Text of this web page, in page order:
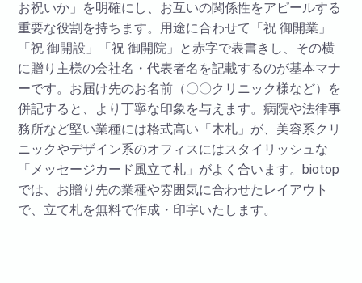
お祝いか」を明確にし、お互いの関係性をアピールする
重要な役割を持ちます。用途に合わせて「祝 御開業」
「祝 御開設」「祝 御開院」と赤字で表書きし、その横
に贈り主様の会社名・代表者名を記載するのが基本マナ
ーです。お届け先のお名前（〇〇クリニック様など）を
併記すると、より丁寧な印象を与えます。病院や法律事
務所など堅い業種には格式高い「木札」が、美容系クリ
ニックやデザイン系のオフィスにはスタイリッシュな
「メッセージカード風立て札」がよく合います。biotop
では、お贈り先の業種や雰囲気に合わせたレイアウト
で、立て札を無料で作成・印字いたします。